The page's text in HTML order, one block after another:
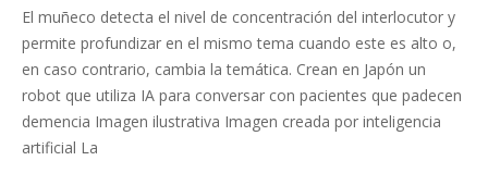
06-
El muñeco detecta el nivel de concentración del interlocutor y
permite profundizar en el mismo tema cuando este es alto o,
en caso contrario, cambia la temática. Crean en Japón un
robot que utiliza IA para conversar con pacientes que padecen
demencia Imagen ilustrativa Imagen creada por inteligencia
artificial La